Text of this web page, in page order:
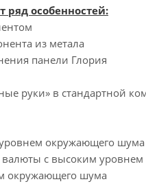
ряд особенностей:
из метала
панели Глория
руки» в стандартной
окружающего шума
валюты с высоким
окружающего шума